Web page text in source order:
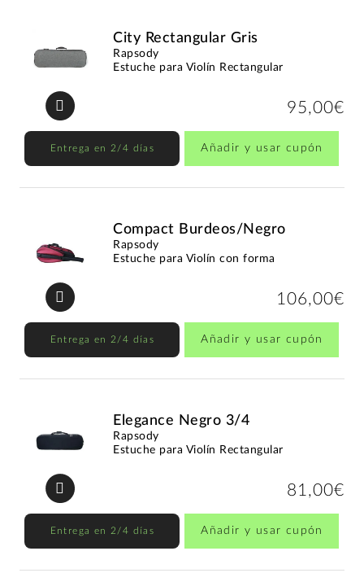
City Rectangular Gris
Rapsody
Estuche para Violín Rectangular
95,00€
Entrega en 2/4 días Añadir y usar cupón
Compact Burdeos/Negro
Rapsody
Estuche para Violín con forma
106,00€
Entrega en 2/4 días Añadir y usar cupón
Elegance Negro 3/4
Rapsody
Estuche para Violín Rectangular
81,00€
Entrega en 2/4 días Añadir y usar cupón